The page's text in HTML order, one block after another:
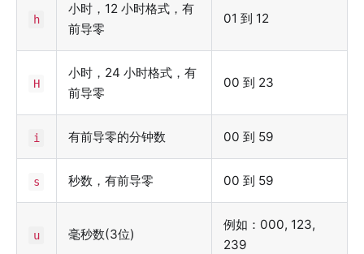
h
小时，12 小时格式，有
前导零
01 到 12
H
小时，24 小时格式，有
前导零
00 到 23
i 有前导零的分钟数 00 到 59
s 秒数，有前导零 00 到 59
u 毫秒数(3位)
例如：000, 123,
239